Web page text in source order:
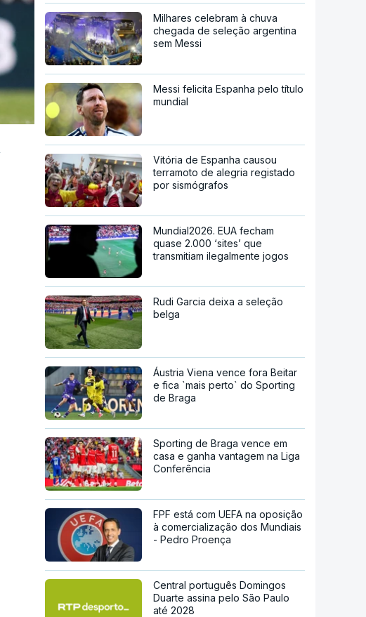
Milhares celebram à chuva
chegada de seleção argentina
sem Messi
Messi felicita Espanha pelo título
mundial
Vitória de Espanha causou
terramoto de alegria registado
por sismógrafos
Mundial2026. EUA fecham
quase 2.000 ‘sites’ que
transmitiam ilegalmente jogos
Rudi Garcia deixa a seleção
belga
Áustria Viena vence fora Beitar
e fica `mais perto` do Sporting
de Braga
Sporting de Braga vence em
casa e ganha vantagem na Liga
Conferência
FPF está com UEFA na oposição
à comercialização dos Mundiais
- Pedro Proença
Central português Domingos
Duarte assina pelo São Paulo
até 2028